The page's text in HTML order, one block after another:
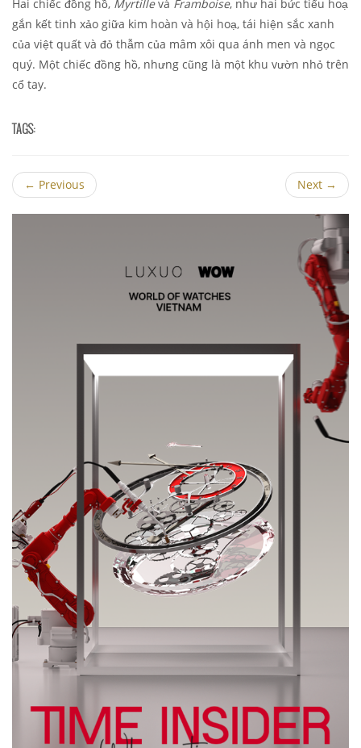
Hai chiếc đồng hồ, Myrtillevà Framboise, như hai bức tiểu hoạ
gắn kết tinh xảo giữa kim hoàn và hội hoạ, tái hiện sắc xanh
của việt quất và đỏ thẫm của mâm xôi qua ánh men và ngọc
quý. Một chiếc đồng hồ, nhưng cũng là một khu vườn nhỏ trên
cổ tay.
TAGS:
← Previous Next →